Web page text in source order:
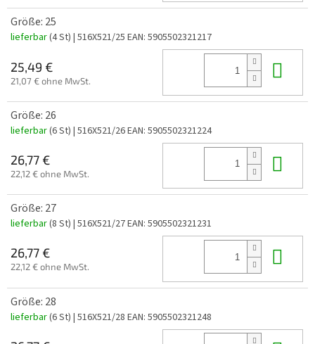
Größe: 25
lieferbar(4 St) | 516X521/25 EAN: 5905502321217
25,49 €
21,07 € ohne MwSt.
Größe: 26
lieferbar(6 St) | 516X521/26EAN: 5905502321224
26,77 €
22,12 € ohne MwSt.
Größe: 27
lieferbar(8 St) | 516X521/27EAN: 5905502321231
26,77 €
22,12 € ohne MwSt.
Größe: 28
lieferbar(6 St) | 516X521/28 EAN: 5905502321248